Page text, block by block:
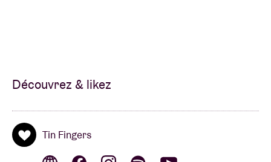
Découvrez & likez
Tin Fingers